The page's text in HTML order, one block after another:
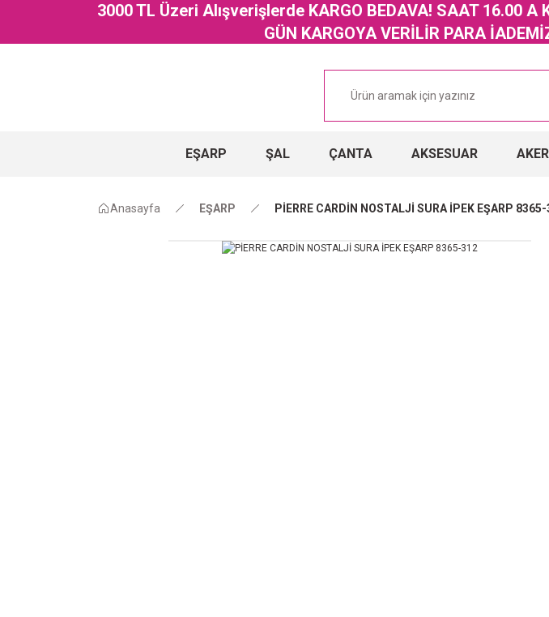
3000 TL Üzeri Alışverişlerde KARGO BEDAVA! SAAT 16.00 A
GÜN KARGOYA VERİLİR PARA
EŞARP ŞAL ÇANTA AKSESUAR
Anasayfa EŞARP PİERRE CARDİN NOSTALJİ SURA İPEK EŞARP